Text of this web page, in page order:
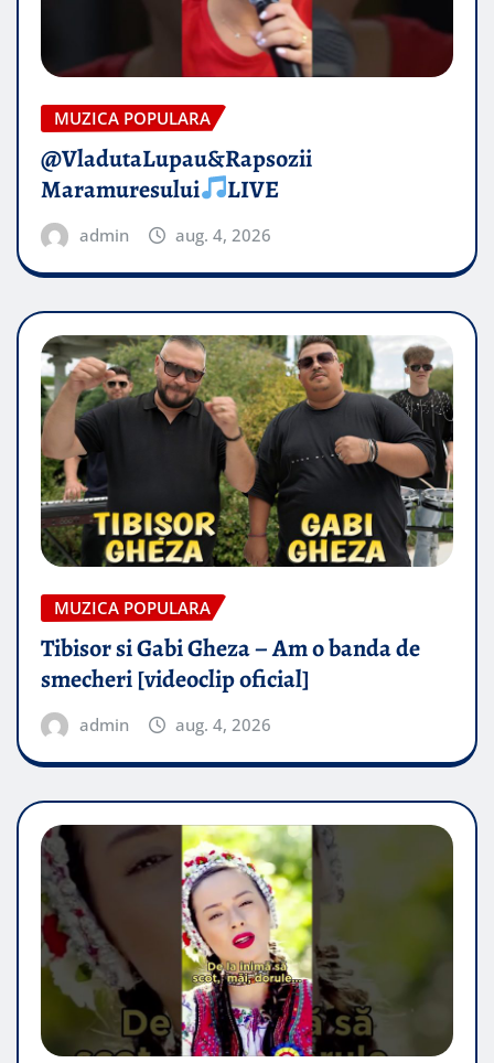
MUZICA POPULARA
@VladutaLupau&Rapsozii
Maramuresului
LIVE
admin aug. 4, 2026
MUZICA POPULARA
Tibisor si Gabi Gheza – Am o banda de
smecheri [videoclip oficial]
admin aug. 4, 2026